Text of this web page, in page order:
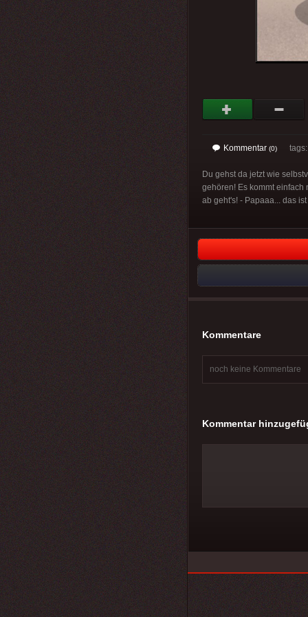
Kommentar (0) tags:
Du gehst da jetzt wie
gehören! Es kommt
ab geht's! - Papaaa... das
Kommentare
noch keine Kommentare
Kommentar